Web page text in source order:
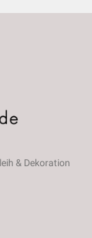
& Dekoration